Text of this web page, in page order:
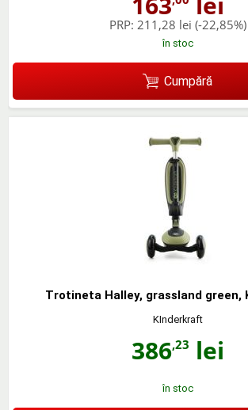
PRP: 211,28 lei (-22,85%)
în stoc
Cumpără
Trotineta Halley, grassland green,
KInderkraft
386,23 lei
în stoc